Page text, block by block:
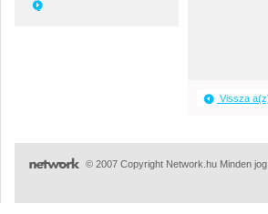
Vissza
© 2007 Copyright Network.hu Minden jog